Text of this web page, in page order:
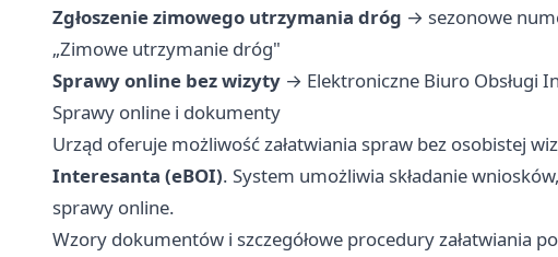
Zgłoszenie zimowego utrzymania dróg → sezonowe
„Zimowe utrzymanie dróg"
Sprawy online bez wizyty → Elektroniczne Biuro Obsługi
Sprawy online i dokumenty
Urząd oferuje możliwość załatwiania spraw bez osobistej
Interesanta (eBOI). System umożliwia składanie
sprawy online.
Wzory dokumentów i szczegółowe procedury załatwiania